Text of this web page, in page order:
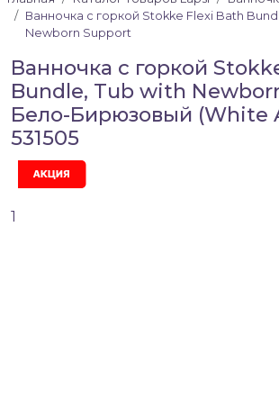
Ванночка с горкой Stokke Flexi Bath
Newborn Support
Ванночка с горкой
Bundle, Tub with
Бело-Бирюзовый (White
531505
1